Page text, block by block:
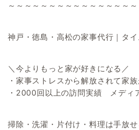
～～～～～～～～～～～～～～～
神戸・徳島・高松の家事代行｜タイ
＼今よりもっと家が好きになる／
・家事ストレスから解放されて家
・2000回以上の訪問実績 メディ
掃除・洗濯・片付け・料理は手放せ